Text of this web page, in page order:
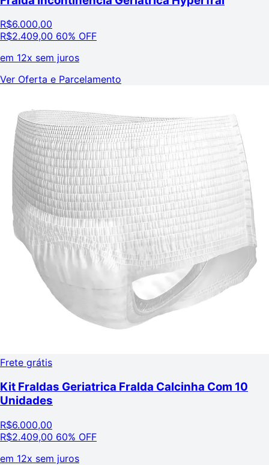
R$6.000,00
R$2.409,00 60% OFF
em 12x sem juros
Ver Oferta e Parcelamento
Frete grátis
Kit Fraldas Geriatrica Fralda Calcinha Com 10
Unidades
R$6.000,00
R$2.409,00 60% OFF
em 12x sem juros